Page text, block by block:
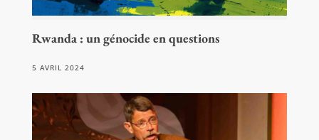
Rwanda : un génocide en questions
5 AVRIL 2024